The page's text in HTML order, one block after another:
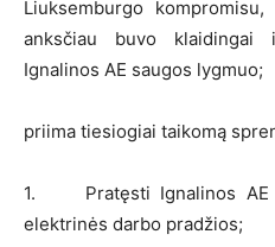
Liuksemburgo
anksčiau buvo klaidingai
Ignalinos AE saugos lygmuo;
priima tiesiogiai taikomą
1. Pratęsti Ignalinos AE
elektrinės darbo pradžios;